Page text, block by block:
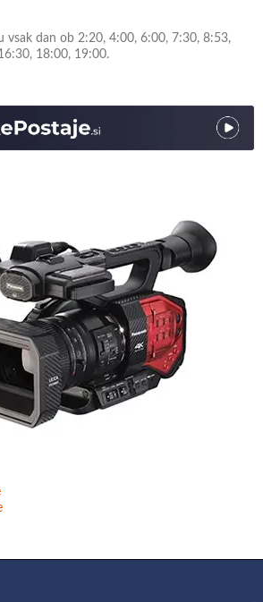
vsak dan ob 2:20, 4:00, 6:00, 7:30, 8:53,
18:00, 19:00.